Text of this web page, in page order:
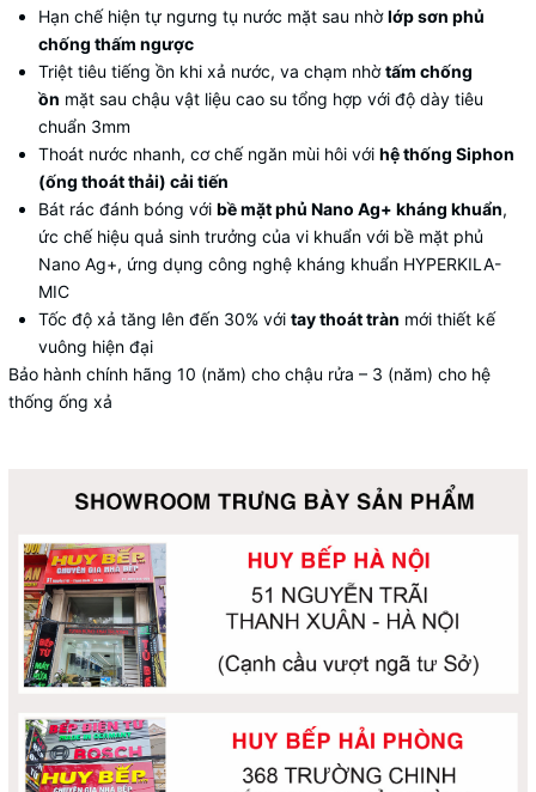
Hạn chế hiện tự ngưng tụ nước mặt sau nhờlớp sơn phủ
chống thấm ngược
Triệt tiêu tiếng ồn khi xả nước, va chạm nhờtấm chống
ồn mặt sau chậu vật liệu cao su tổng hợp với độ dày tiêu
chuẩn 3mm
Thoát nước nhanh, cơ chế ngăn mùi hôi với hệ thống Siphon
(ống thoát thải) cải tiến
Bát rác đánh bóng với bề mặt phủ Nano Ag+ kháng khuẩn,
ức chế hiệu quả sinh trưởng của vi khuẩn với bề mặt phủ
Nano Ag+, ứng dụng công nghệ kháng khuẩn HYPERKILA-
MIC
Tốc độ xả tăng lên đến 30% với tay thoát tràn mới thiết kế
vuông hiện đại
Bảo hành chính hãng 10 (năm) cho chậu rửa – 3 (năm) cho hệ
thống ống xả